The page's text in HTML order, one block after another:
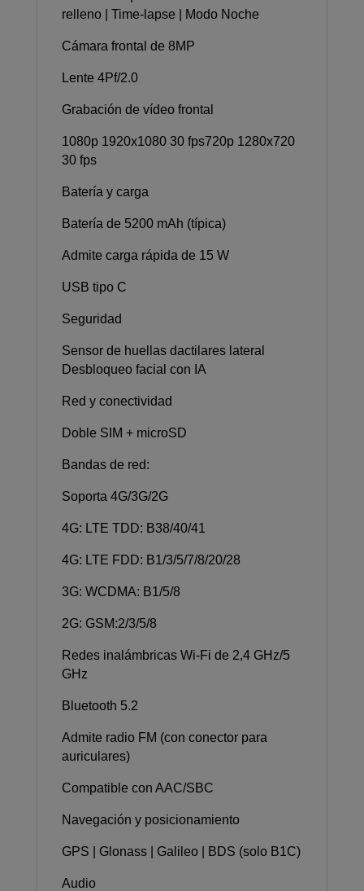
relleno | Time-lapse | Modo Noche
Cámara frontal de 8MP
Lente 4Pf/2.0
Grabación de vídeo frontal
1080p 1920x1080 30 fps720p 1280x720
30 fps
Batería y carga
Batería de 5200 mAh (típica)
Admite carga rápida de 15 W
USB tipo C
Seguridad
Sensor de huellas dactilares lateral
Desbloqueo facial con IA
Red y conectividad
Doble SIM + microSD
Bandas de red:
Soporta 4G/3G/2G
4G: LTE TDD: B38/40/41
4G: LTE FDD: B1/3/5/7/8/20/28
3G: WCDMA: B1/5/8
2G: GSM:2/3/5/8
Redes inalámbricas Wi-Fi de 2,4 GHz/5
GHz
Bluetooth 5.2
Admite radio FM (con conector para
auriculares)
Compatible con AAC/SBC
Navegación y posicionamiento
GPS | Glonass | Galileo | BDS (solo B1C)
Audio